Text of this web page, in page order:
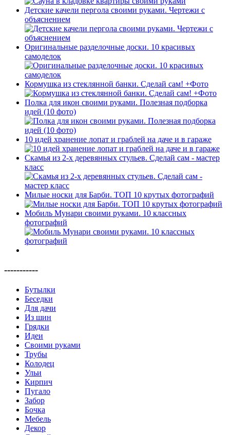
Детские качели пергола своими руками. Чертежи с
объяснением
Оригинальные разделочные доски. 10 красивых
самоделок
Кормушка из стеклянной банки. Сделай сам! +Фото
Полка для икон своими руками. Полезная подборка
идей (10 фото)
10 идей хранение лопат и граблей на даче и в гараже
Скамья из 2-х деревянных стульев. Сделай сам - мастер
класс
Милые носки для Барби. ТОП 10 крутых фотографий
Мобиль Мунари своими руками. 10 классных
фотографий
-----------
Бутылки
Беседки
Для дачи
Из шин
Грядки
Идеи
Своими руками
Трубы
Колодец
Ульи
Кирпич
Пугало
Забор
Бочка
Мебель
Декор